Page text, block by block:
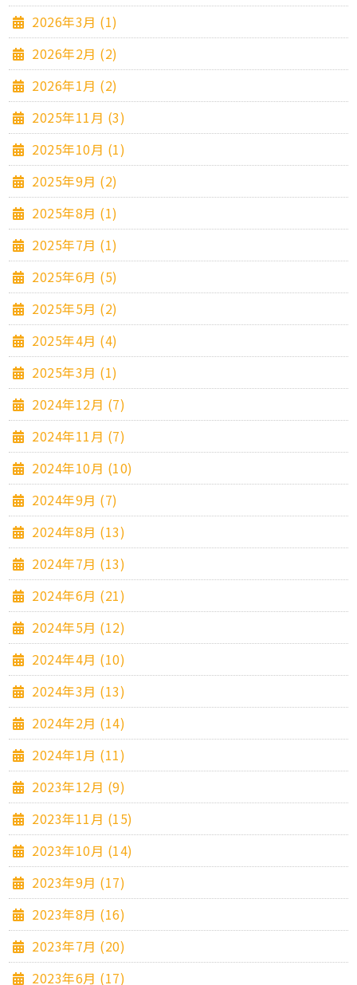
2026年3月 (1)
2026年2月 (2)
2026年1月 (2)
2025年11月 (3)
2025年10月 (1)
2025年9月 (2)
2025年8月 (1)
2025年7月 (1)
2025年6月 (5)
2025年5月 (2)
2025年4月 (4)
2025年3月 (1)
2024年12月 (7)
2024年11月 (7)
2024年10月 (10)
2024年9月 (7)
2024年8月 (13)
2024年7月 (13)
2024年6月 (21)
2024年5月 (12)
2024年4月 (10)
2024年3月 (13)
2024年2月 (14)
2024年1月 (11)
2023年12月 (9)
2023年11月 (15)
2023年10月 (14)
2023年9月 (17)
2023年8月 (16)
2023年7月 (20)
2023年6月 (17)